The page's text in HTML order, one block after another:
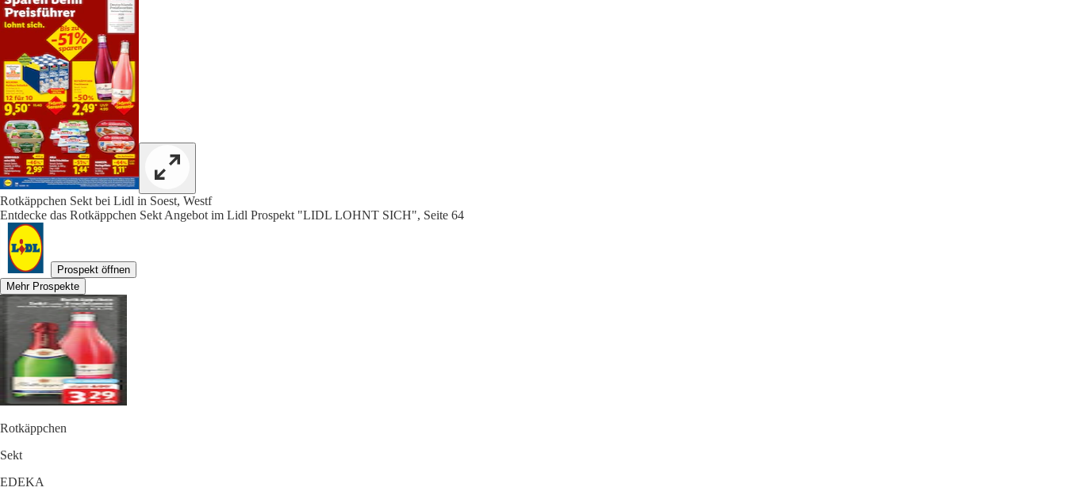
Rotkäppchen Sekt bei Lidl in Soest, Westf
Entdecke das Rotkäppchen Sekt Angebot im Lidl Prospekt "LIDL LOHNT SICH", Seite 64
Prospekt öffnen
Mehr Prospekte
Rotkäppchen
Sekt
EDEKA